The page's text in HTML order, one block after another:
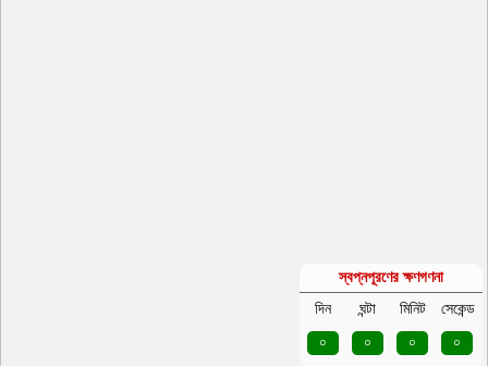
স্বপ্নপূরণের ক্ষণগণনা
দিন
ঘন্টা মিনিট
সেকেন্ড
০
০ ০ ০